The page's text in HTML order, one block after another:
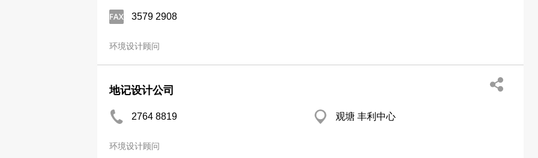
3579 2908
环境设计顾问
地记设计公司
2764 8819 观塘 丰利中心
环境设计顾问